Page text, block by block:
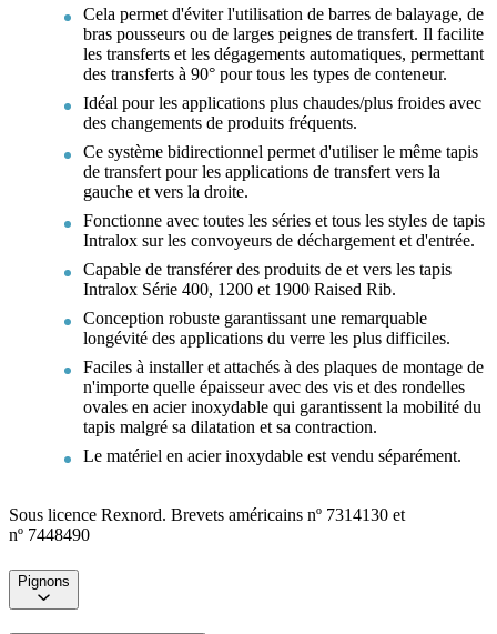
Cela permet d'éviter l'utilisation de barres de balayage, de
bras pousseurs ou de larges peignes de transfert. Il facilite
les transferts et les dégagements automatiques, permettant
des transferts à 90° pour tous les types de conteneur.
Idéal pour les applications plus chaudes/plus froides avec
des changements de produits fréquents.
Ce système bidirectionnel permet d'utiliser le même tapis
de transfert pour les applications de transfert vers la
gauche et vers la droite.
Fonctionne avec toutes les séries et tous les styles de tapis
Intralox sur les convoyeurs de déchargement et d'entrée.
Capable de transférer des produits de et vers les tapis
Intralox Série 400, 1200 et 1900 Raised Rib.
Conception robuste garantissant une remarquable
longévité des applications du verre les plus difficiles.
Faciles à installer et attachés à des plaques de montage de
n'importe quelle épaisseur avec des vis et des rondelles
ovales en acier inoxydable qui garantissent la mobilité du
tapis malgré sa dilatation et sa contraction.
Le matériel en acier inoxydable est vendu séparément.
Sous licence Rexnord. Brevets américains nº 7314130 et
nº 7448490
Pignons